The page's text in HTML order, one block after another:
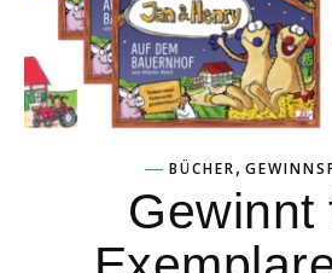
BÜCHER,
Gewinnt